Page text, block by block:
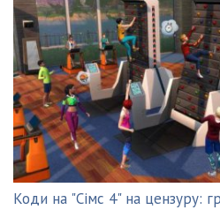
Коди на "Сімс 4" на цензуру: